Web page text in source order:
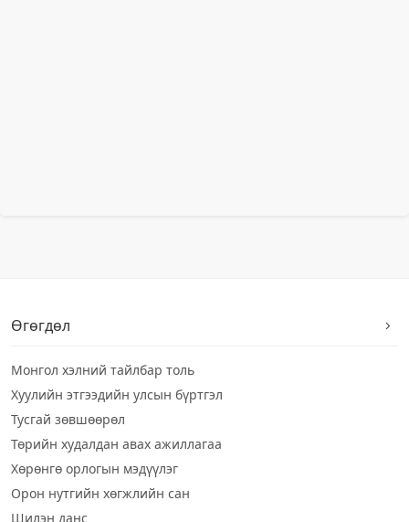
Өгөгдөл
Монгол хэлний тайлбар толь
Хуулийн этгээдийн улсын бүртгэл
Тусгай зөвшөөрөл
Төрийн худалдан авах ажиллагаа
Хөрөнгө орлогын мэдүүлэг
Орон нутгийн хөгжлийн сан
Шилэн данс